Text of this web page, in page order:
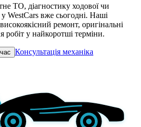
ТО, діагностику ходової чи
WestCars вже сьогодні. Наші
ремонт, оригінальні
робіт у найкоротші терміни.
Консультація механіка